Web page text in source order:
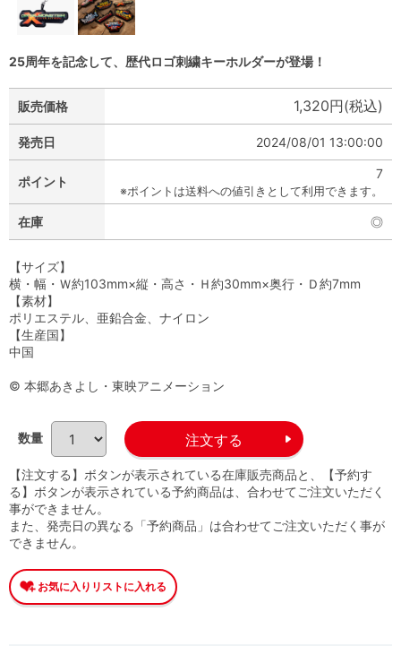
25周年を記念して、歴代ロゴ刺繍キーホルダーが登場！
販売価格 1,320円(税込)
発売日 2024/08/01 13:00:00
ポイント
7
※ポイントは送料への値引きとして利用できます。
在庫 ◎
【サイズ】
横・幅・Ｗ約103mm×縦・高さ・Ｈ約30mm×奥行・Ｄ約7mm
【素材】
ポリエステル、亜鉛合金、ナイロン
【生産国】
中国
© 本郷あきよし・東映アニメーション
数量
【注文する】ボタンが表示されている在庫販売商品と、【予約す
る】ボタンが表示されている予約商品は、合わせてご注文いただく
事ができません。
また、発売日の異なる「予約商品」は合わせてご注文いただく事が
できません。